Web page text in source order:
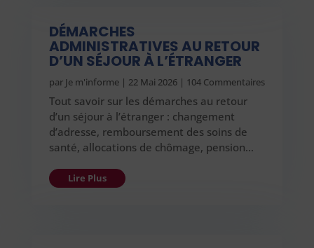
DÉMARCHES
ADMINISTRATIVES AU RETOUR
D’UN SÉJOUR À L’ÉTRANGER
par Je m'informe| 22 Mai 2026| 104 Commentaires
Tout savoir sur les démarches au retour
d’un séjour à l’étranger : changement
d’adresse, remboursement des soins de
santé, allocations de chômage, pension…
Lire Plus